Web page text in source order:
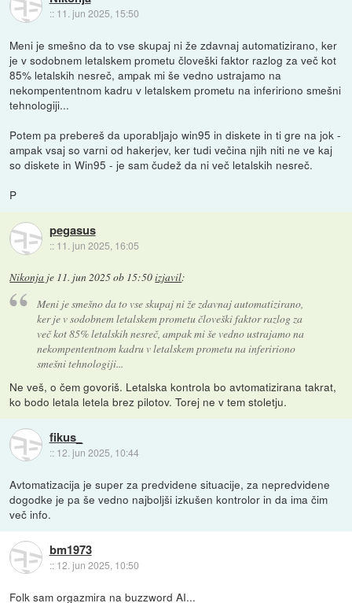
:: 11. jun 2025, 15:50
Meni je smešno da to vse skupaj ni že zdavnaj automatizirano, ker
je v sodobnem letalskem prometu človeški faktor razlog za več kot
85% letalskih nesreč, ampak mi še vedno ustrajamo na
nekompententnom kadru v letalskem prometu na infeririono smešni
tehnologiji...
Potem pa prebereš da uporabljajo win95 in diskete in ti gre na jok -
ampak vsaj so varni od hakerjev, ker tudi večina njih niti ne ve kaj
so diskete in Win95 - je sam čudež da ni več letalskih nesreč.
P
pegasus
:: 11. jun 2025, 16:05
Nikonja je 11. jun 2025 ob 15:50izjavil:
Meni je smešno da to vse skupaj ni že zdavnaj automatizirano,
ker je v sodobnem letalskem prometu človeški faktor razlog za
več kot 85% letalskih nesreč, ampak mi še vedno ustrajamo na
nekompententnom kadru v letalskem prometu na infeririono
smešni tehnologiji...
Ne veš, o čem govoriš. Letalska kontrola bo avtomatizirana takrat,
ko bodo letala letela brez pilotov. Torej ne v tem stoletju.
fikus_
:: 12. jun 2025, 10:44
Avtomatizacija je super za predvidene situacije, za nepredvidene
dogodke je pa še vedno najboljši izkušen kontrolor in da ima čim
več info.
bm1973
:: 12. jun 2025, 10:50
Folk sam orgazmira na buzzword AI...